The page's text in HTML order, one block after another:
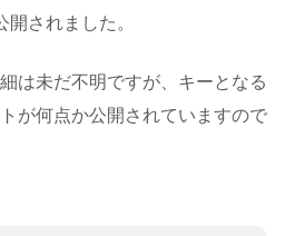
開されました。
は未だ不明ですが、キーとなる
が何点か公開されていますので